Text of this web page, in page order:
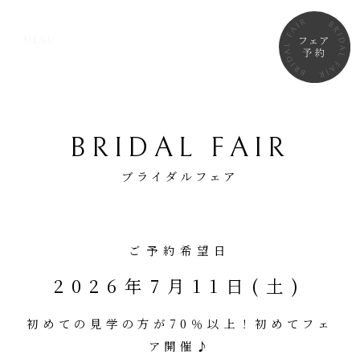
BRIDAL FAIR
ブライダルフェア
ご予約希望日
2026年7月11日(土)
初めての見学の方が70％以上！初めてフェ
ア開催♪